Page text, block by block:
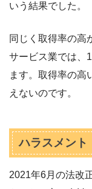
いう結果でした。
同じく取得率の高
サービス業では、
ます。取得率の高
えないのです。
ハラスメント
2021年6月の法改